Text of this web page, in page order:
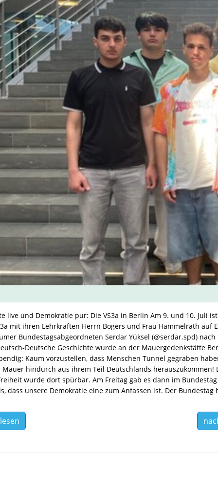
live und Demokratie pur: Die VS3a in Berlin Am 9. und 10. Juli
mit ihren Lehrkräften Herrn Bogers und Frau Hammelrath auf
Bundestagsabgeordneten Serdar Yüksel (@serdar.spd)
Deutsche Geschichte wurde an der Mauergedenkstätte
Kaum vorzustellen, dass Menschen Tunnel gegraben
hindurch aus ihrem Teil Deutschlands herauszukommen!
wurde dort spürbar. Am Freitag gab es dann im
dass unsere Demokratie eine zum Anfassen ist. Der Bundestag